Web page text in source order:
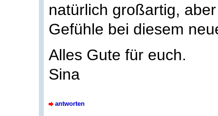
natürlich großartig,
Gefühle bei diesem
Alles Gute für euch.
Sina
antworten